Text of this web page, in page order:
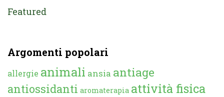
Featured
Argomenti popolari
allergie animali ansia antiage
antiossidanti aromaterapia attività fisica